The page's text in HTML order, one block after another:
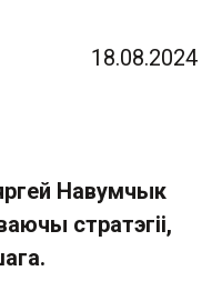
18.08.2024
Навумчык
стратэгіі,